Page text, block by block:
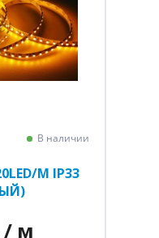
В наличии
M IP33
/ м